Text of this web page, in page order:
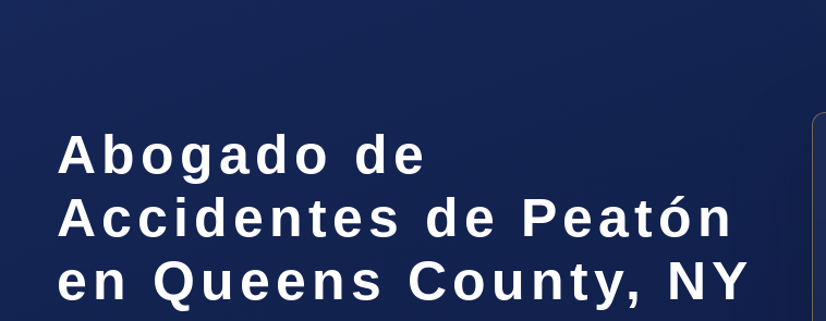
Abogado de
Accidentes de Peatón
en Queens County, NY